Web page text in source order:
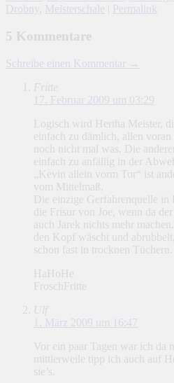
Drobny
Meisterschale Permalink
5 Kommentare
Schreibe einen Kommentar →
Fritte
17. Februar 2009 um 03:29
Logisch wird Hertha Meister,
einfach zu dämlich, allen voran
noch nicht mal was. Die
einfach zu anfällig in der
„Kevin allein vorm Tor“ ist
vom Mittelmaß.
Die einzige Gerfahrenquelle in
die Frisur von Joe, wenn da
auch Jarek nichts mehr
den Kopf wäscht und
schon fast in trocknen Tüchern.
HaHoHe
FroschFritte
Ulf
1. März 2009 um 16:47
Vor ein paar Tagen war ich da
mittlerweile tipp ich auch auf
sie’s.